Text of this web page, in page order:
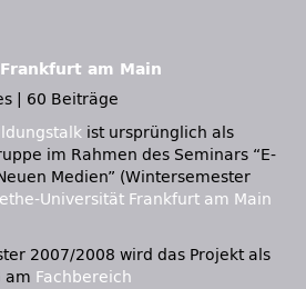
am Main
60 Beiträge
ist ursprünglich als
im Rahmen des Seminars “E-
Medien” (Wintersemester
Universität Frankfurt am Main
2007/2008 wird das Projekt als
am Fachbereich